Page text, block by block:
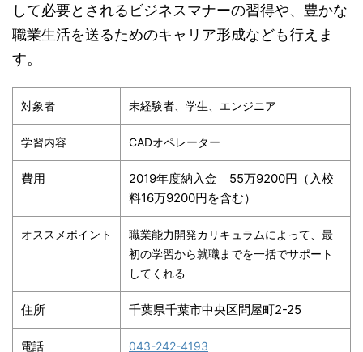
して必要とされるビジネスマナーの習得や、豊かな
職業生活を送るためのキャリア形成なども行えま
す。
対象者 未経験者、学生、エンジニア
学習内容 CADオペレーター
費用
2019年度納入金 55万9200円（入校
料16万9200円を含む）
オススメポイント
職業能力開発カリキュラムによって、最
初の学習から就職までを一括でサポート
してくれる
住所 千葉県千葉市中央区問屋町2-25
電話 043-242-4193